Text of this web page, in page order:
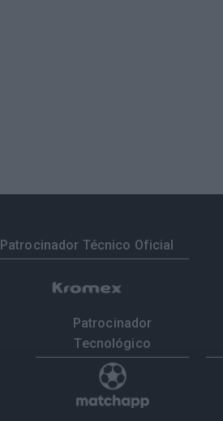
Patrocinador Técnico Oficial
Patrocinador
Tecnológico